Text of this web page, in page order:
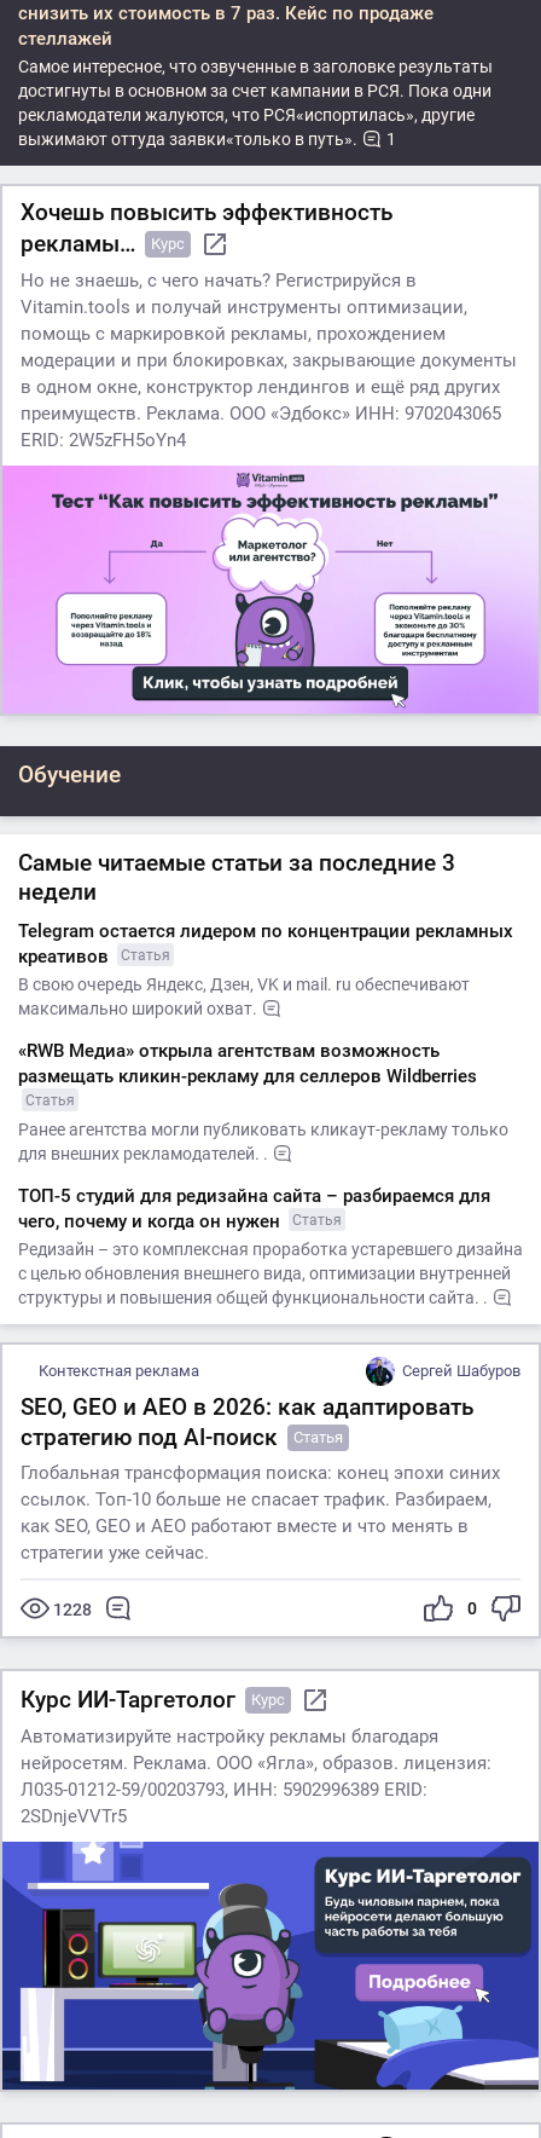
Хочешь повысить эффективность
рекламы…
Курс
Но не знаешь, с чего начать? Регистрируйся в
Vitamin.tools и получай инструменты оптимизации,
помощь с маркировкой рекламы, прохождением
модерации и при блокировках, закрывающие документы
в одном окне, конструктор лендингов и ещё ряд других
преимуществ. Реклама. ООО «Эдбокс» ИНН: 9702043065
ERID: 2W5zFH5oYn4
Контекстная реклама Сергей Шабуров
SEO, GEO и AEO в 2026: как адаптировать
стратегию под AI-поиск
Статья
Глобальная трансформация поиска: конец эпохи синих
ссылок. Топ-10 больше не спасает трафик. Разбираем,
как SEO, GEO и AEO работают вместе и что менять в
стратегии уже сейчас.
1228 0
Курс ИИ-Таргетолог Курс
Автоматизируйте настройку рекламы благодаря
нейросетям. Реклама. ООО «Ягла», образов. лицензия:
Л035-01212-59/00203793, ИНН: 5902996389 ERID:
2SDnjeVVTr5
снизить их стоимость в 7 раз. Кейс по продаже
стеллажей
Самое интересное, что озвученные в заголовке результаты
достигнуты в основном за счет кампании в РСЯ. Пока одни
рекламодатели жалуются, что РСЯ«испортилась», другие
выжимают оттуда заявки«только в путь».
1
Обучение
Самые читаемые статьи за последние 3
недели
Telegram остается лидером по концентрации рекламных
креативов
Статья
В свою очередь Яндекс, Дзен, VK и mail. ru обеспечивают
максимально широкий охват.
«RWB Медиа» открыла агентствам возможность
размещать кликин-рекламу для селлеров Wildberries
Статья
Ранее агентства могли публиковать кликаут-рекламу только
для внешних рекламодателей. .
ТОП-5 студий для редизайна сайта – разбираемся для
чего, почему и когда он нужен
Статья
Редизайн – это комплексная проработка устаревшего дизайна
с целью обновления внешнего вида, оптимизации внутренней
структуры и повышения общей функциональности сайта. .